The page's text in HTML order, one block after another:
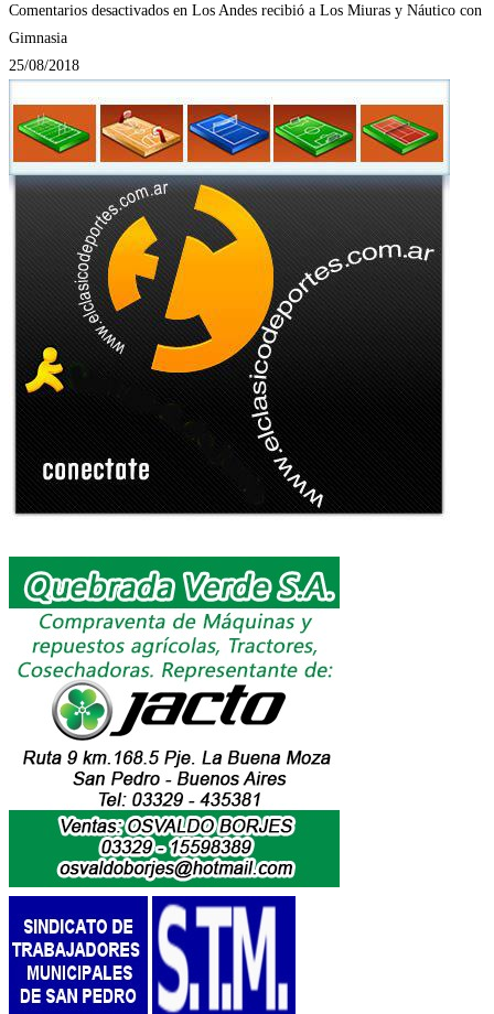
Comentarios desactivados en Los Andes recibió a Los Miuras y Náutico con
Gimnasia
25/08/2018